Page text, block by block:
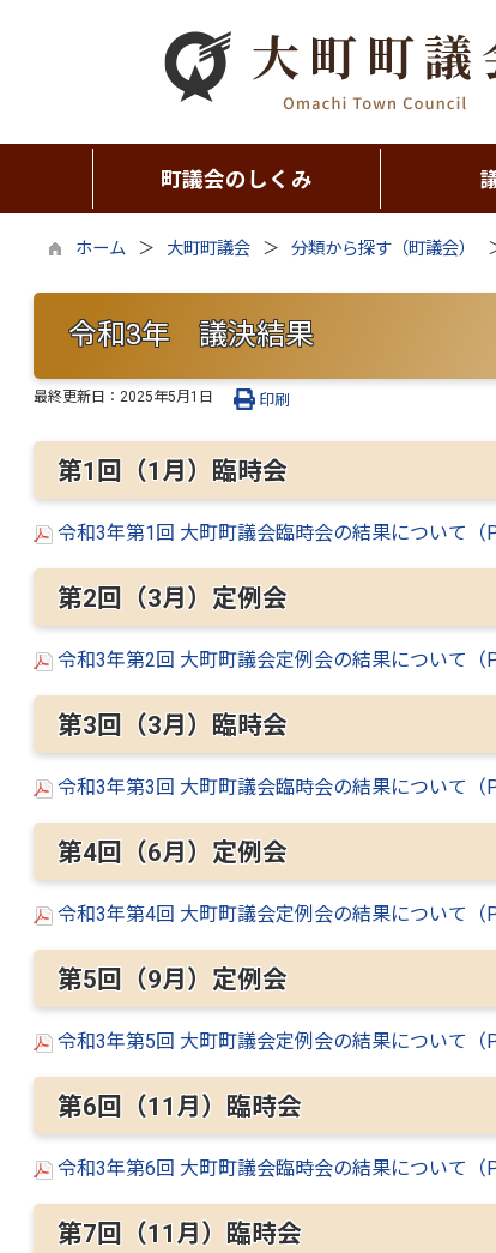
町議会のしくみ
ホーム 大町町議会 分類から探す（町議会）
令和3年 議決結果
最終更新日： 2025年5月1日 印刷
第1回（1月）臨時会
令和3年第1回 大町町議会臨時会の結果について（
第2回（3月）定例会
令和3年第2回 大町町議会定例会の結果について（
第3回（3月）臨時会
令和3年第3回 大町町議会臨時会の結果について（
第4回（6月）定例会
令和3年第4回 大町町議会定例会の結果について（
第5回（9月）定例会
令和3年第5回 大町町議会定例会の結果について（
第6回（11月）臨時会
令和3年第6回 大町町議会臨時会の結果について（
第7回（11月）臨時会